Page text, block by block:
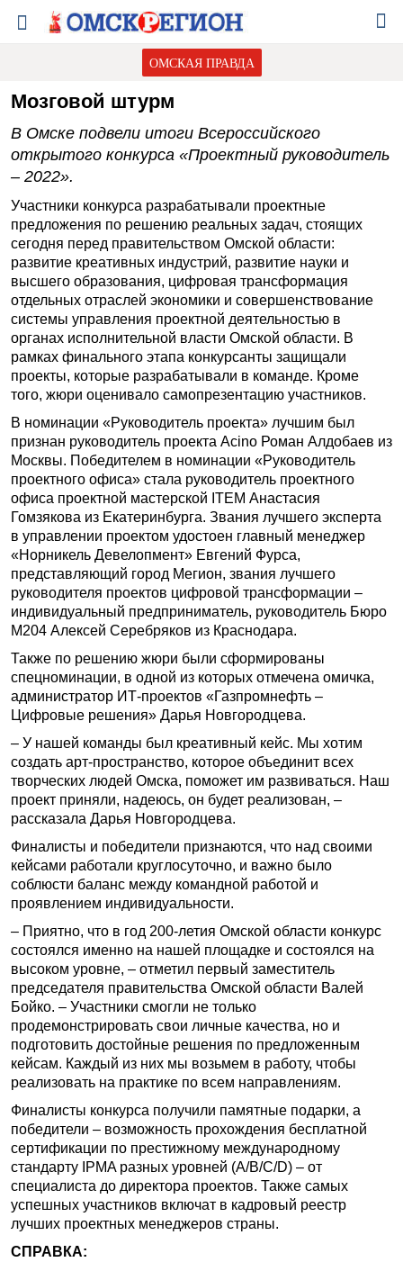
ОМСКАЯ ПРАВДА
Мозговой штурм
В Омске подвели итоги Всероссийского
открытого конкурса «Проектный руководитель
– 2022».
Участники конкурса разрабатывали проектные
предложения по решению реальных задач, стоящих
сегодня перед правительством Омской области:
развитие креативных индустрий, развитие науки и
высшего образования, цифровая трансформация
отдельных отраслей экономики и совершенствование
системы управления проектной деятельностью в
органах исполнительной власти Омской области. В
рамках финального этапа конкурсанты защищали
проекты, которые разрабатывали в команде. Кроме
того, жюри оценивало самопрезентацию участников.
В номинации «Руководитель проекта» лучшим был
признан руководитель проекта Acino Роман Алдобаев из
Москвы. Победителем в номинации «Руководитель
проектного офиса» стала руководитель проектного
офиса проектной мастерской ITEM Анастасия
Гомзякова из Екатеринбурга. Звания лучшего эксперта
в управлении проектом удостоен главный менеджер
«Норникель Девелопмент» Евгений Фурса,
представляющий город Мегион, звания лучшего
руководителя проектов цифровой трансформации –
индивидуальный предприниматель, руководитель Бюро
М204 Алексей Серебряков из Краснодара.
Также по решению жюри были сформированы
спецноминации, в одной из которых отмечена омичка,
администратор ИТ-проектов «Газпромнефть –
Цифровые решения» Дарья Новгородцева.
– У нашей команды был креативный кейс. Мы хотим
создать арт-пространство, которое объединит всех
творческих людей Омска, поможет им развиваться. Наш
проект приняли, надеюсь, он будет реализован, –
рассказала Дарья Новгородцева.
Финалисты и победители признаются, что над своими
кейсами работали круглосуточно, и важно было
соблюсти баланс между командной работой и
проявлением индивидуальности.
– Приятно, что в год 200-летия Омской области конкурс
состоялся именно на нашей площадке и состоялся на
высоком уровне, – отметил первый заместитель
председателя правительства Омской области Валей
Бойко. – Участники смогли не только
продемонстрировать свои личные качества, но и
подготовить достойные решения по предложенным
кейсам. Каждый из них мы возьмем в работу, чтобы
реализовать на практике по всем направлениям.
Финалисты конкурса получили памятные подарки, а
победители – возможность прохождения бесплатной
сертификации по престижному международному
стандарту IPMA разных уровней (A/B/C/D) – от
специалиста до директора проектов. Также самых
успешных участников включат в кадровый реестр
лучших проектных менеджеров страны.
СПРАВКА: